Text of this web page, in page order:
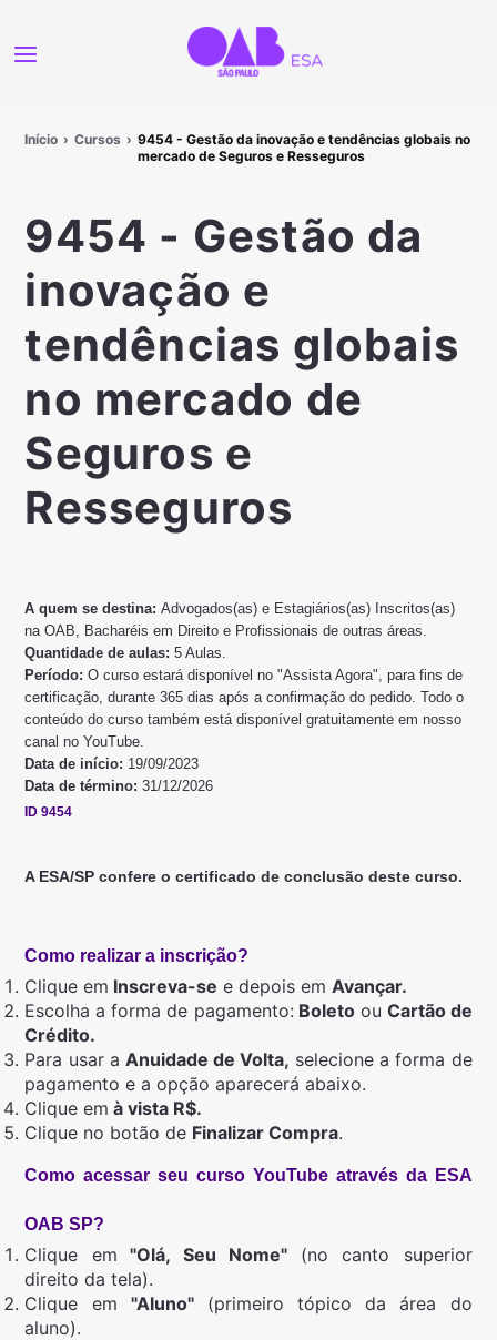
Início Cursos
9454 - Gestão da inovação e tendências globais no
mercado de Seguros e Resseguros
9454 - Gestão da
inovação e
tendências globais
no mercado de
Seguros e
Resseguros
A quem se destina:Advogados(as) e Estagiários(as) Inscritos(as)
na OAB, Bacharéis em Direito e Profissionais de outras áreas.
Quantidade de aulas:5 Aulas.
Período:O curso estará disponível no "Assista Agora", para fins de
certificação, durante 365 dias após a confirmação do pedido. Todo o
conteúdo do curso também está disponível gratuitamente em nosso
canal no YouTube.
Data de início: 19/09/2023
Data de término:31/12/2026
ID 9454
A ESA/SP confere o certificado de conclusão deste curso.
Como realizar a inscrição?
Clique em Inscreva-se e depois emAvançar.
Escolha a forma de pagamento: Boletoou Cartão de
Crédito.
Para usar a Anuidade de Volta, selecione a forma de
pagamento e a opção aparecerá abaixo.
Clique em à vista R$.
Clique no botão de Finalizar Compra.
Como acessar seu curso YouTube através da ESA
OAB SP?
Clique em "Olá, Seu Nome" (no canto superior
direito da tela).
Clique em "Aluno"(primeiro tópico da área do
aluno).